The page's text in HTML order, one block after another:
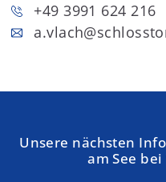
+49 3991 624 216
a.vlach
Unsere nächsten
am See